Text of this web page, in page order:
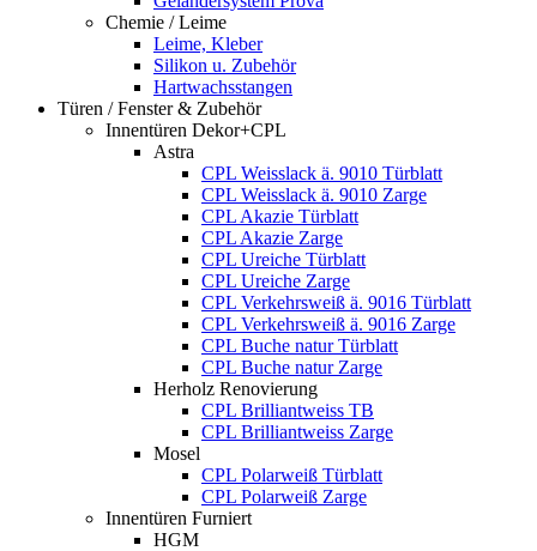
Chemie / Leime
Leime, Kleber
Silikon u. Zubehör
Hartwachsstangen
Türen / Fenster & Zubehör
Innentüren Dekor+CPL
Astra
CPL Weisslack ä. 9010 Türblatt
CPL Weisslack ä. 9010 Zarge
CPL Akazie Türblatt
CPL Akazie Zarge
CPL Ureiche Türblatt
CPL Ureiche Zarge
CPL Verkehrsweiß ä. 9016 Türblatt
CPL Verkehrsweiß ä. 9016 Zarge
CPL Buche natur Türblatt
CPL Buche natur Zarge
Herholz Renovierung
CPL Brilliantweiss TB
CPL Brilliantweiss Zarge
Mosel
CPL Polarweiß Türblatt
CPL Polarweiß Zarge
Innentüren Furniert
HGM